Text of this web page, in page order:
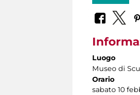
Luogo
Museo di
Orario
sabato 10